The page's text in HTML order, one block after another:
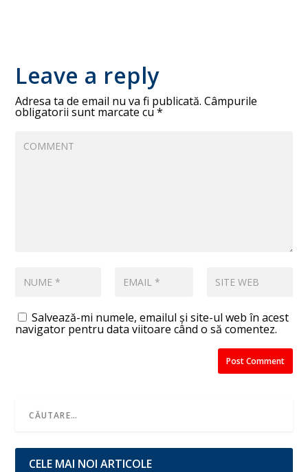
Leave a reply
Adresa ta de email nu va fi publicată. Câmpurile
obligatorii sunt marcate cu*
Salvează-mi numele, emailul și site-ul web în acest
navigator pentru data viitoare când o să comentez.
CELE MAI NOI ARTICOLE